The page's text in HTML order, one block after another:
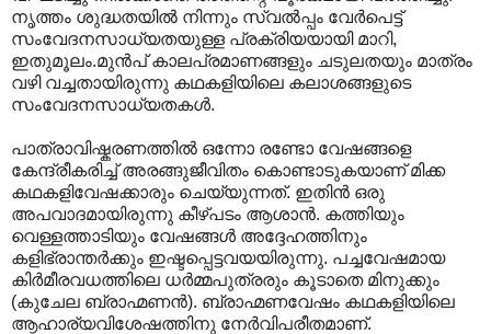
നൃത്തം ശുദ്ധതയില്‍ നിന്നും സ്വല്‍പ്പം വേര്‍പെട്ട്
സംവേദനസാധ്യതയുള്ള പ്രക്രിയയായി മാറി,
ഇതുമൂലം.മുന്‍പ് കാലപ്രമാണങ്ങളും ചടുലതയും മാത്രം
വഴി വച്ചതായിരുന്നു കഥകളിയിലെ കലാശങ്ങളുടെ
സംവേദനസാധ്യതകള്‍.
പാത്രാവിഷ്കരണത്തില്‍ ഒന്നോ രണ്ടോ വേഷങ്ങളെ
കേന്ദ്രീകരിച്ച് അരങ്ങുജീവിതം കൊണ്ടാടുകയാണ് മിക്ക
കഥകളിവേഷക്കാരും ചെയ്യുന്നത്. ഇതിന്‍ ഒരു
അപവാദമായിരുന്നു കീഴ്പടം ആശാന്‍. കത്തിയും
വെള്ളത്താടിയും വേഷങ്ങള്‍ അദ്ദേഹത്തിനും
കളിഭ്രാന്തര്‍ക്കും ഇഷ്ടപ്പെട്ടവയയിരുന്നു. പച്ചവേഷമായ
കിര്‍മീരവധത്തിലെ ധര്‍മ്മപുത്രരും കൂടാതെ മിനുക്കും
(കുചേല ബ്രാഹ്മണന്‍). ബ്രാഹ്മണവേഷം കഥകളിയിലെ
ആഹാര്യവിശേഷത്തിനു നേര്‍വിപരീതമാണ്.